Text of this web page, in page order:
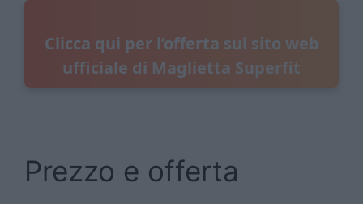
Clicca qui per l’offerta sul sito web
ufficiale di Maglietta Superfit
Prezzo e offerta